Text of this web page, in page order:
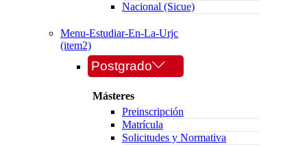
Nacional (Sicue)
Menu-Estudiar-En-La-Urjc
(item2)
Postgrado
Másteres
Preinscripción
Matrícula
Solicitudes y Normativa